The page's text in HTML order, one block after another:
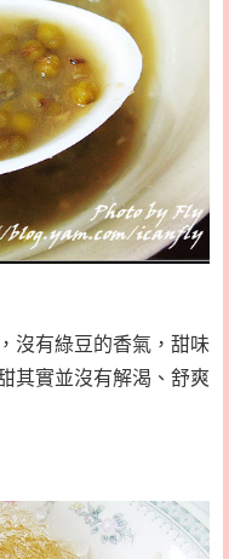
沒有綠豆的香氣，甜味
其實並沒有解渴、舒爽